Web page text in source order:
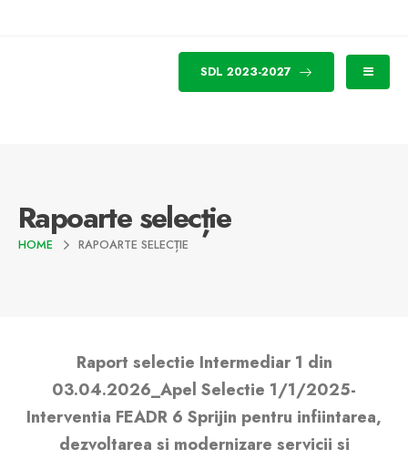
SDL 2023-2027
Rapoarte selecție
HOME RAPOARTE SELECȚIE
Raport selectie Intermediar 1 din
03.04.2026_Apel Selectie 1/1/2025-
Interventia FEADR 6 Sprijin pentru infiintarea,
dezvoltarea si modernizare servicii si